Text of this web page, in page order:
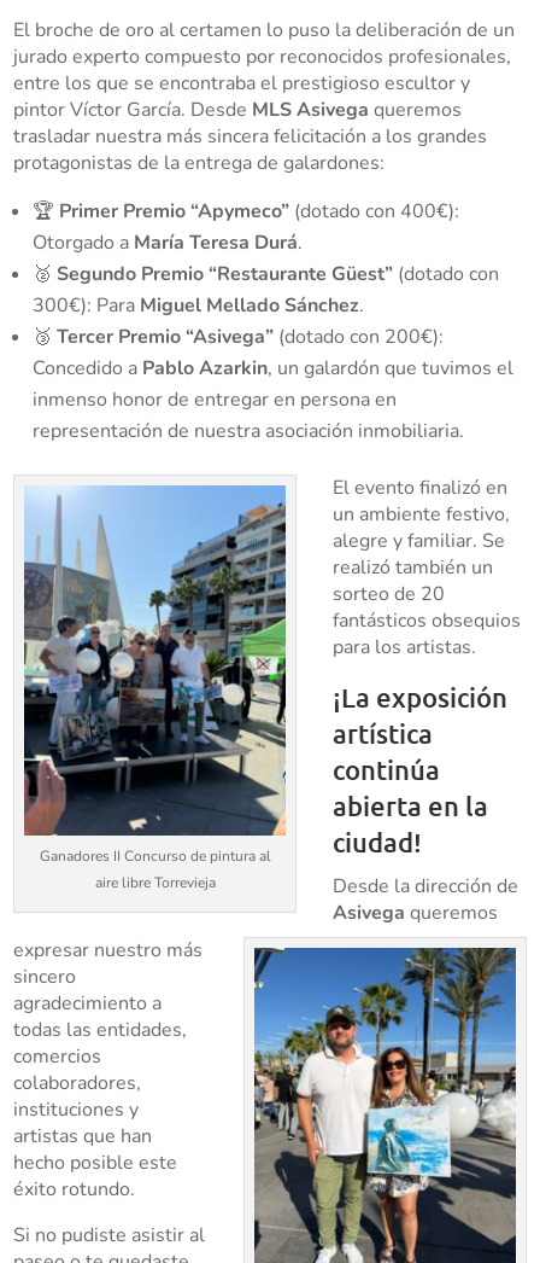
El broche de oro al certamen lo puso la deliberación de un
jurado experto compuesto por reconocidos profesionales,
entre los que se encontraba el prestigioso escultor y
pintor Víctor García. Desde MLS Asivega queremos
trasladar nuestra más sincera felicitación a los grandes
protagonistas de la entrega de galardones:
🏆 Primer Premio “Apymeco” (dotado con 400€):
Otorgado a María Teresa Durá.
🥈 Segundo Premio “Restaurante Güest” (dotado con
300€): Para Miguel Mellado Sánchez.
🥉Tercer Premio “Asivega” (dotado con 200€):
Concedido a Pablo Azarkin, un galardón que tuvimos el
inmenso honor de entregar en persona en
representación de nuestra asociación inmobiliaria.
Ganadores II Concurso de pintura al
aire libre Torrevieja
El evento finalizó en
un ambiente festivo,
alegre y familiar. Se
realizó también un
sorteo de 20
fantásticos obsequios
para los artistas.
¡La exposición
artística
continúa
abierta en la
ciudad!
Desde la dirección de
Asivega queremos
expresar nuestro más
sincero
agradecimiento a
todas las entidades,
comercios
colaboradores,
instituciones y
artistas que han
hecho posible este
éxito rotundo.
Si no pudiste asistir al